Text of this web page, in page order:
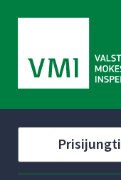
Prisijungti